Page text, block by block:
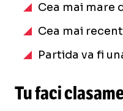
Cea mai mare
Cea mai
Partida va fi
Tu faci